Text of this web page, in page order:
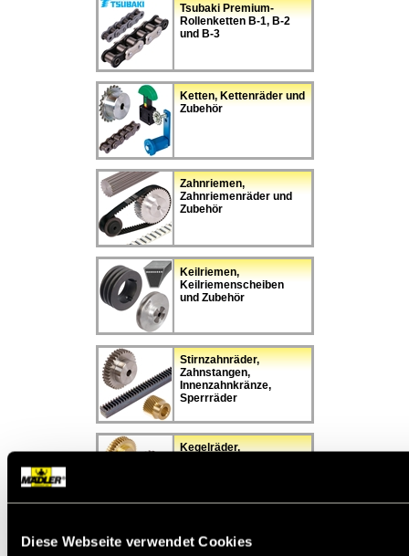
Diese Webseite verwendet Cookies
Tsubaki Premium-
Rollenketten B-1, B-2
und B-3
Ketten, Kettenräder und
Zubehör
Zahnriemen,
Zahnriemenräder und
Zubehör
Keilriemen,
Keilriemenscheiben
und Zubehör
Stirnzahnräder,
Zahnstangen,
Innenzahnkränze,
Sperrräder
Kegelräder,
Spannsätze,
Spannbuchsen,